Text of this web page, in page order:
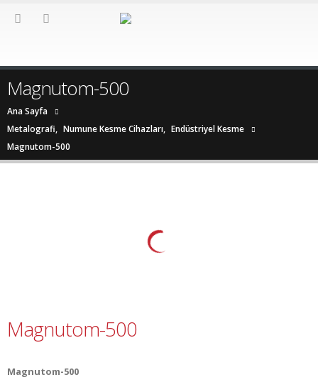
Magnutom-500
Ana Sayfa
Metalografi, Numune Kesme Cihazları, Endüstriyel Kesme
Magnutom-500
Magnutom-500
Magnutom-500